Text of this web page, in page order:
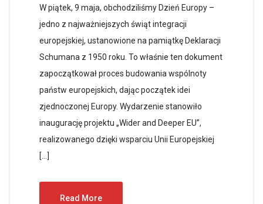
W piątek, 9 maja, obchodziliśmy Dzień Europy –
jedno z najważniejszych świąt integracji
europejskiej, ustanowione na pamiątkę Deklaracji
Schumana z 1950 roku. To właśnie ten dokument
zapoczątkował proces budowania wspólnoty
państw europejskich, dając początek idei
zjednoczonej Europy. Wydarzenie stanowiło
inaugurację projektu „Wider and Deeper EU”,
realizowanego dzięki wsparciu Unii Europejskiej
[…]
Read More